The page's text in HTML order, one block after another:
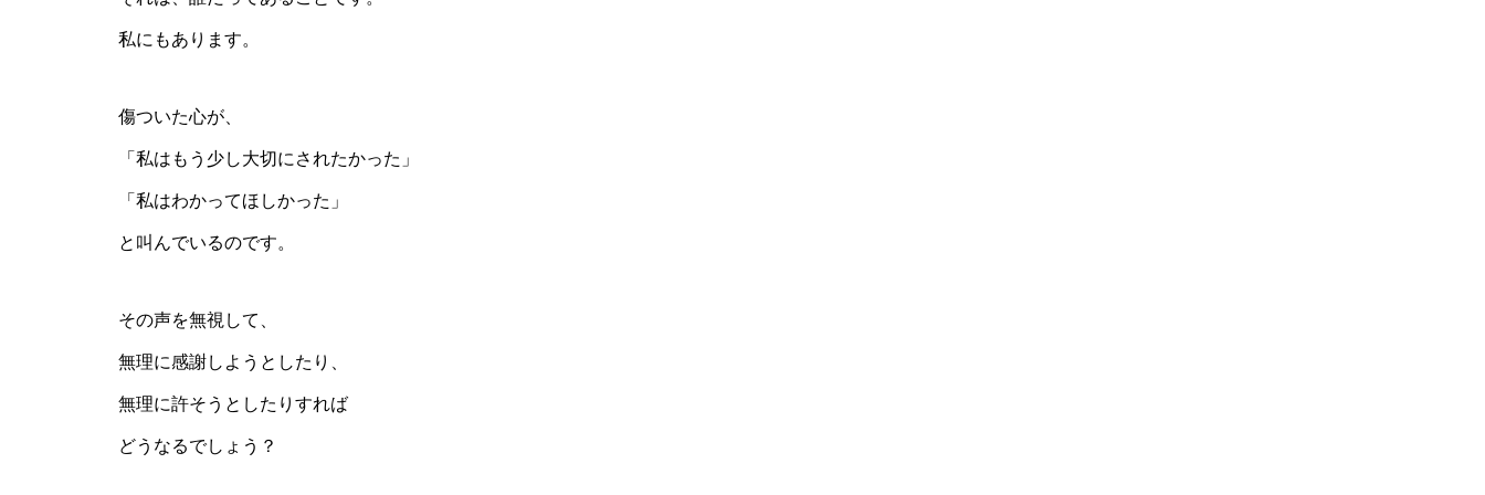
私にもあります。
傷ついた心が、
「私はもう少し大切にされたかった」
「私はわかってほしかった」
と叫んでいるのです。
その声を無視して、
無理に感謝しようとしたり、
無理に許そうとしたりすれば
どうなるでしょう？